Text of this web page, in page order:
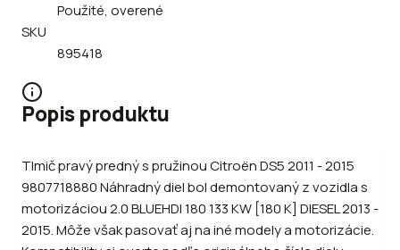
Použité, overené
SKU
895418
Popis produktu
Tlmič pravý predný s pružinou Citroën DS5 2011 - 2015
9807718880 Náhradný diel bol demontovaný z vozidla s
motorizáciou 2.0 BLUEHDI 180 133 KW [180 K] DIESEL 2013 -
2015. Môže však pasovať aj na iné modely a motorizácie.